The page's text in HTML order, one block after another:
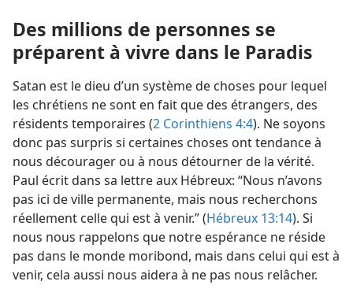
Des millions de personnes se
préparent à vivre dans le Paradis
Satan est le dieu d’un système de choses pour lequel
les chrétiens ne sont en fait que des étrangers, des
résidents temporaires (2 Corinthiens 4:4). Ne soyons
donc pas surpris si certaines choses ont tendance à
nous décourager ou à nous détourner de la vérité.
Paul écrit dans sa lettre aux Hébreux: “Nous n’avons
pas ici de ville permanente, mais nous recherchons
réellement celle qui est à venir.” (Hébreux 13:14). Si
nous nous rappelons que notre espérance ne réside
pas dans le monde moribond, mais dans celui qui est à
venir, cela aussi nous aidera à ne pas nous relâcher.